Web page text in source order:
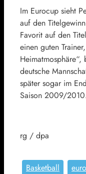
Im Eurocup sieht
auf den
Favorit auf den
einen guten
deutsche
später sogar im
Saison 2009/
rg / dpa
Basketball